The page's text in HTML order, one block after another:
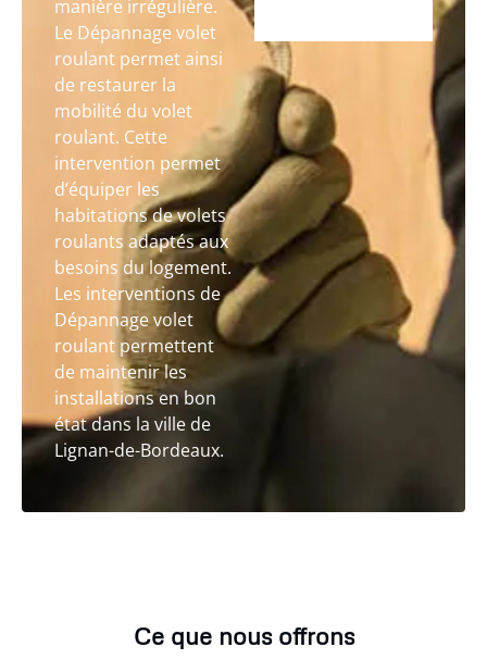
manière irrégulière.
Le Dépannage volet
roulant permet ainsi
de restaurer la
mobilité du volet
roulant. Cette
intervention permet
d’équiper les
habitations de volets
roulants adaptés aux
besoins du logement.
Les interventions de
Dépannage volet
roulant permettent
de maintenir les
installations en bon
état dans la ville de
Lignan-de-Bordeaux.
Ce que nous offrons